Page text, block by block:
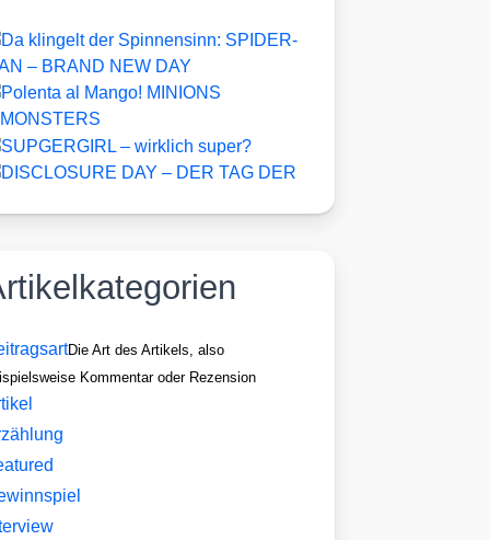
Die Art des Artikels, also
Kommentar oder Rezension